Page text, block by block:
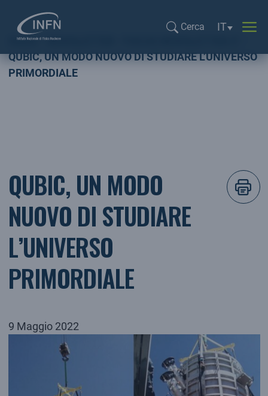
Cerca
Selezione
IT
Home
NEWSLETTER
QUBIC, UN MODO NUOVO DI STUDIARE L’UNIVERSO
PRIMORDIALE
QUBIC, UN MODO
NUOVO DI STUDIARE
L’UNIVERSO
PRIMORDIALE
9 Maggio 2022